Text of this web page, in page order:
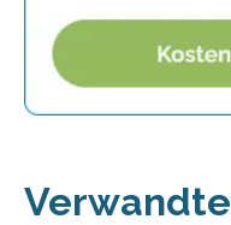
Verwandte